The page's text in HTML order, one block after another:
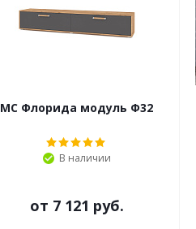
МС Флорида модуль Ф32
В наличии
от 7 121 руб.